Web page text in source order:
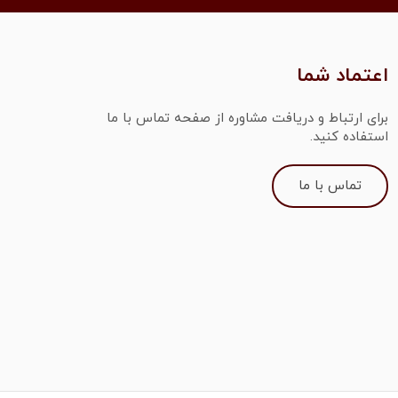
اعتماد شما
برای ارتباط و دریافت مشاوره از صفحه تماس با ما
استفاده کنید.
تماس با ما